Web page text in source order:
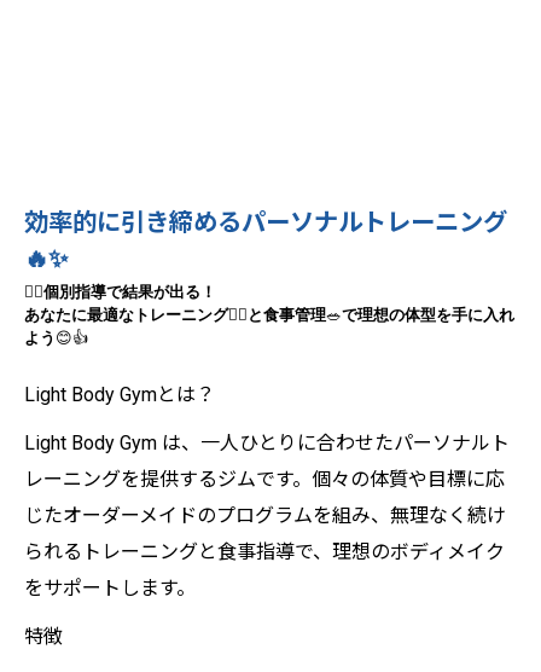
効率的に引き締めるパーソナルトレーニング
🔥✨
🧘‍♀️個別指導で結果が出る！
あなたに最適なトレーニング🏋️‍♂️ と食事管理🥗で理想の体型を手に入れ
よう 😊👍
Light Body Gymとは？
Light Body Gym は、一人ひとりに合わせたパーソナルト
レーニングを提供するジムです。個々の体質や目標に応
じたオーダーメイドのプログラムを組み、無理なく続け
られるトレーニングと食事指導で、理想のボディメイク
をサポートします。
特徴